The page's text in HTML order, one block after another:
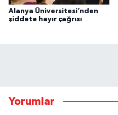
Alanya Üniversitesi’nden
şiddete hayır çağrısı
Yorumlar